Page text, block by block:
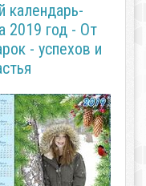
календарь-
2019 год - От
- успехов и